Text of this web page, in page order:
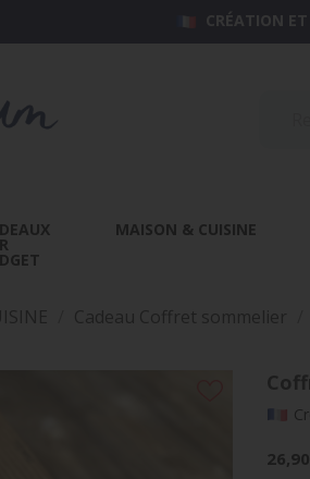
CRÉATION
MAISON & CUISINE